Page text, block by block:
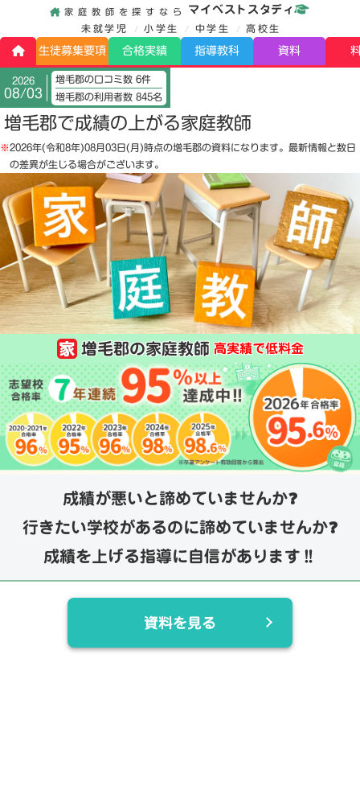
家庭教師を探すなら マイベストスタディ
未就学児 小学生 中学生 高校生
生徒募集要項 合格実績 指導教科 資料
2026
08/03
増毛郡の口コミ数 6件
増毛郡の利用者数 845名
増毛郡で成績の上がる家庭教師
※2026年(令和8年)08月03日(月)時点の増毛郡の資料になります。最新情報と数日
の差異が生じる場合がございます。
増毛郡の家庭教師 高実績で低料金
成績が悪いと諦めていませんか❓
行きたい学校があるのに諦めていませんか❓
成績を上げる指導に自信があります‼️
資料を見る